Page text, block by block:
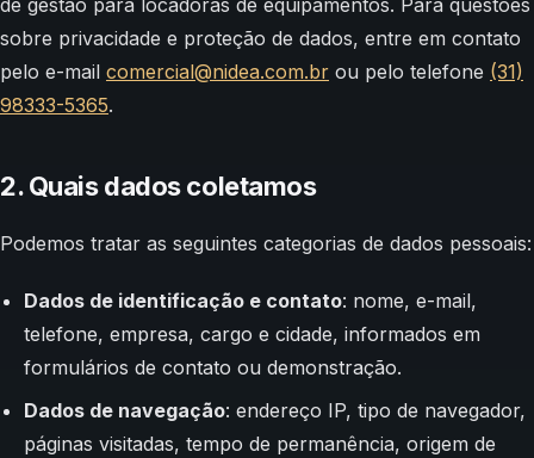
de gestão para locadoras de equipamentos. Para questões
sobre privacidade e proteção de dados, entre em contato
pelo e-mail comercial@nidea.com.br ou pelo telefone (31)
98333-5365.
2. Quais dados coletamos
Podemos tratar as seguintes categorias de dados pessoais:
Dados de identificação e contato: nome, e-mail,
telefone, empresa, cargo e cidade, informados em
formulários de contato ou demonstração.
Dados de navegação: endereço IP, tipo de navegador,
páginas visitadas, tempo de permanência, origem de